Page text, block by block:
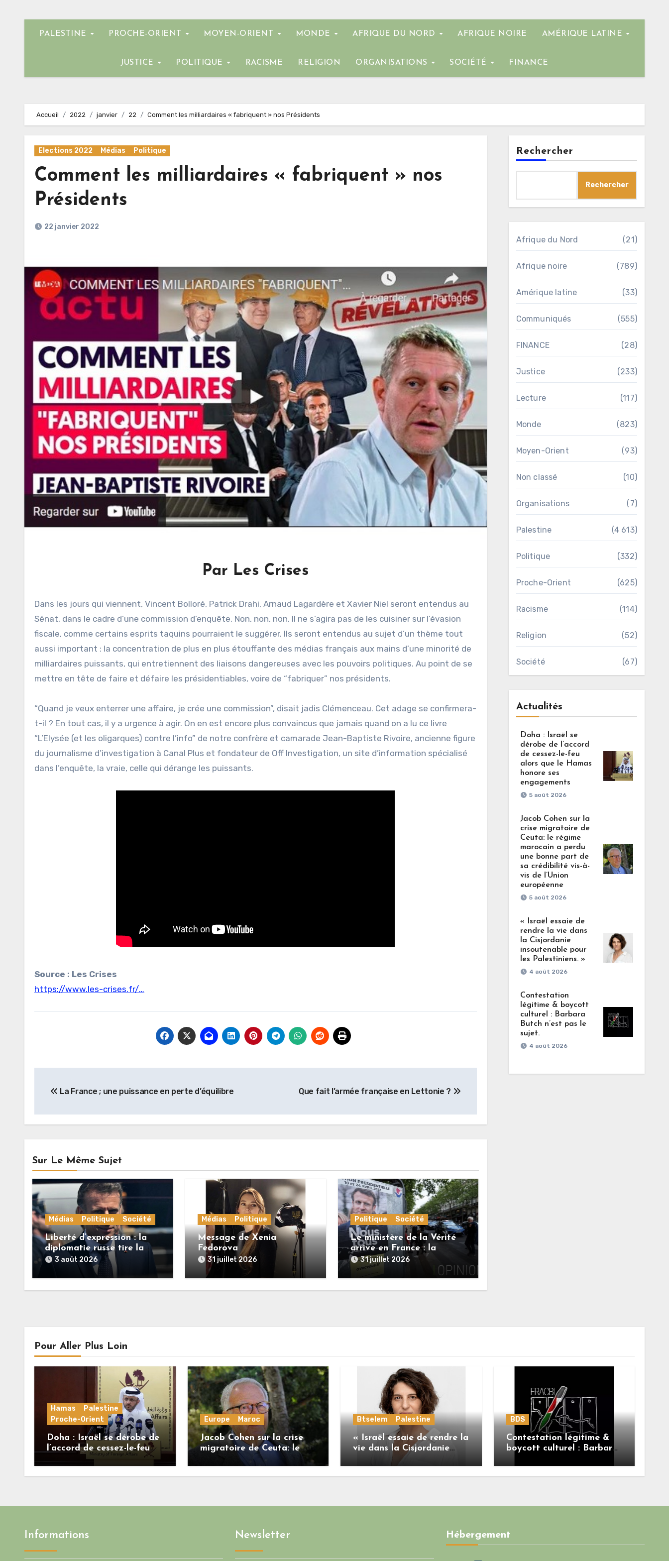
PALESTINE PROCHE-ORIENT MOYEN-ORIENT MONDE AFRIQUE DU NORD AFRIQUE NOIRE AMÉRIQUE LATINE
JUSTICE POLITIQUE RACISME RELIGION ORGANISATIONS SOCIÉTÉ FINANCE
Accueil 2022 janvier 22 Comment les milliardaires « fabriquent » nos Présidents
Elections 2022 Médias Politique
Comment les milliardaires « fabriquent » nos
Présidents
22 janvier 2022
Par Les Crises
Dans les jours qui viennent, Vincent Bolloré, Patrick Drahi, Arnaud Lagardère et Xavier Niel seront entendus au
Sénat, dans le cadre d’une commission d’enquête. Non, non, non. Il ne s’agira pas de les cuisiner sur l’évasion
fiscale, comme certains esprits taquins pourraient le suggérer. Ils seront entendus au sujet d’un thème tout
aussi important : la concentration de plus en plus étouffante des médias français aux mains d’une minorité de
milliardaires puissants, qui entretiennent des liaisons dangereuses avec les pouvoirs politiques. Au point de se
mettre en tête de faire et défaire les présidentiables, voire de “fabriquer” nos présidents.
“Quand je veux enterrer une affaire, je crée une commission”, disait jadis Clémenceau. Cet adage se confirmera-
t-il ? En tout cas, il y a urgence à agir. On en est encore plus convaincus que jamais quand on a lu ce livre
“L’Elysée (et les oligarques) contre l’info” de notre confrère et camarade Jean-Baptiste Rivoire, ancienne figure
du journalisme d’investigation à Canal Plus et fondateur de Off Investigation, un site d’information spécialisé
dans l’enquête, la vraie, celle qui dérange les puissants.
Source : Les Crises
https://www.les-crises.fr/…
de
l’article
La France ; une puissance en perte d’équilibre Que fait l’armée française en Lettonie ?
Sur Le Même Sujet
Médias Politique Société
Liberté d’expression : la
diplomatie russe tire la
sonnette d’alarme sur la
situation en France
3 août 2026
Médias Politique
Message de Xenia
Fedorova
31 juillet 2026
Politique Société
Le ministère de la Vérité
arrive en France : la
chasse aux Français libres
est ouverte
31 juillet 2026
Rechercher
Rechercher
Afrique du Nord (21)
Afrique noire (789)
Amérique latine (33)
Communiqués (555)
FINANCE (28)
Justice (233)
Lecture (117)
Monde (823)
Moyen-Orient (93)
Non classé (10)
Organisations (7)
Palestine (4 613)
Politique (332)
Proche-Orient (625)
Racisme (114)
Religion (52)
Société (67)
Actualités
Doha : Israël se
dérobe de l’accord
de cessez-le-feu
alors que le Hamas
honore ses
engagements
5 août 2026
Jacob Cohen sur la
crise migratoire de
Ceuta: le régime
marocain a perdu
une bonne part de
sa crédibilité vis-à-
vis de l’Union
européenne
5 août 2026
« Israël essaie de
rendre la vie dans
la Cisjordanie
insoutenable pour
les Palestiniens. »
4 août 2026
Contestation
légitime & boycott
culturel : Barbara
Butch n’est pas le
sujet.
4 août 2026
Pour Aller Plus Loin
Hamas
Palestine
Proche-Orient
Doha : Israël se dérobe de
l’accord de cessez-le-feu
alors que le Hamas honore
ses engagements
Europe Maroc
Jacob Cohen sur la crise
migratoire de Ceuta: le
régime marocain a perdu
une bonne part de sa
Btselem Palestine
« Israël essaie de rendre la
vie dans la Cisjordanie
insoutenable pour les
Palestiniens. »
BDS
Contestation légitime &
boycott culturel : Barbara
Informations Newsletter Hébergement